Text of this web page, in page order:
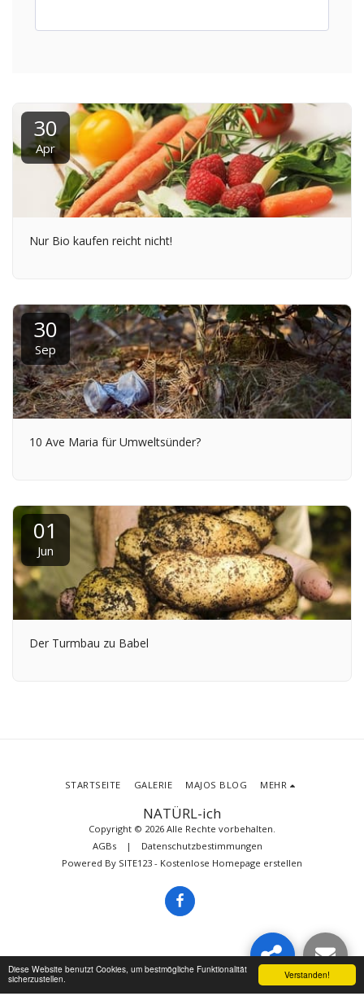
Verstanden!
Diese Website benutzt Cookies, um bestmögliche Funktionalität
sicherzustellen.
30
Apr
Nur Bio kaufen reicht nicht!
30
Sep
10 Ave Maria für Umweltsünder?
01
Jun
Der Turmbau zu Babel
NATÜRL-ich
Copyright © 2026 Alle Rechte vorbehalten.
AGBs| Datenschutzbestimmungen
Powered By SITE123 - Kostenlose Homepage erstellen
STARTSEITE GALERIE MAJOS BLOG MEHR